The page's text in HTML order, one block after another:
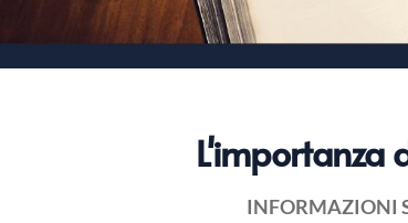
L'importanza
INFORMAZIONI